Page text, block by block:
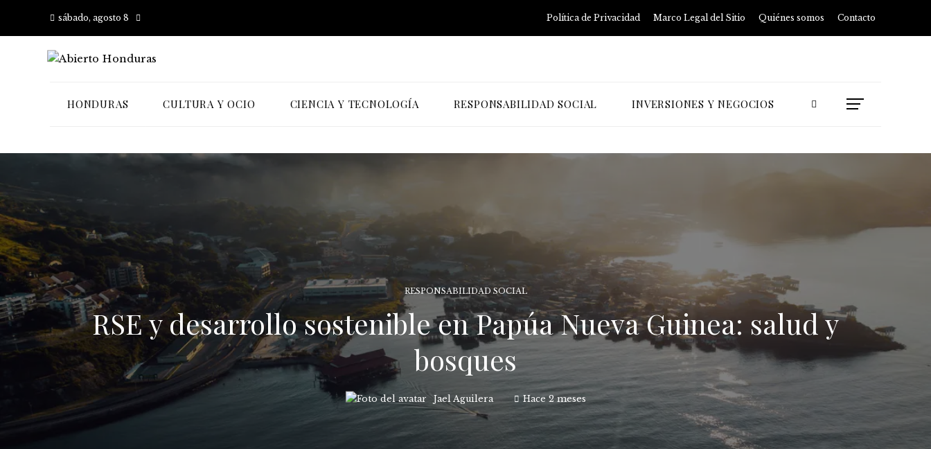
sábado, agosto 8 Política de Privacidad Marco Legal del Sitio Quiénes somos Contacto
HONDURAS CULTURA Y OCIO CIENCIA Y TECNOLOGÍA RESPONSABILIDAD SOCIAL INVERSIONES Y NEGOCIOS
RESPONSABILIDAD SOCIAL
RSE y desarrollo sostenible en Papúa Nueva Guinea: salud y
bosques
Jael Aguilera Hace 2 meses